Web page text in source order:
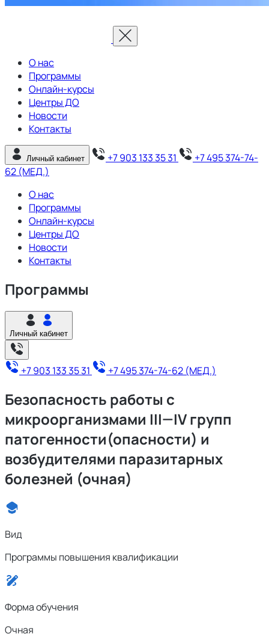
О нас
Программы
Онлайн-курсы
Центры ДО
Новости
Контакты
Личный кабинет +7 903 133 35 31
+7 495 374-74-
62 (МЕД.)
О нас
Программы
Онлайн-курсы
Центры ДО
Новости
Контакты
Программы
Личный кабинет
+7 903 133 35 31 +7 495 374-74-62 (МЕД.)
Безопасность работы с
микроорганизмами III—IV групп
патогенности(опасности) и
возбудителями паразитарных
болезней (очная)
Вид
Программы повышения квалификации
Форма обучения
Очная